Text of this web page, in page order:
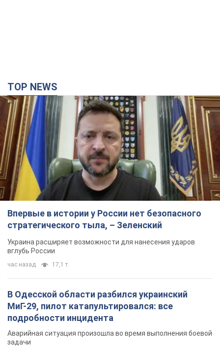
TOP NEWS
Впервые в истории у России нет безопасного
стратегического тыла, – Зеленский
Украина расширяет возможности для нанесения ударов
вглубь России
час назад 17,1 т.
В Одесской области разбился украинский
МиГ-29, пилот катапультировался: все
подробности инцидента
Аварийная ситуация произошла во время выполнения боевой
задачи